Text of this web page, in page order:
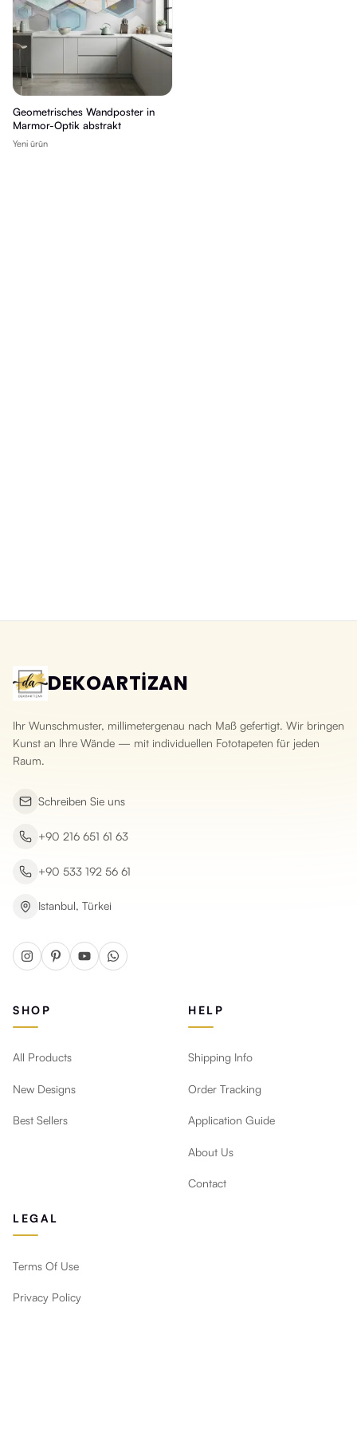
Geometrisches Wandposter in
Marmor-Optik abstrakt
Yeni ürün
DEKOARTİZAN
Ihr Wunschmuster, millimetergenau nach Maß gefertigt. Wir bringen
Kunst an Ihre Wände — mit individuellen Fototapeten für jeden
Raum.
Schreiben Sie uns
+90 216 651 61 63
+90 533 192 56 61
Istanbul, Türkei
SHOP
All Products
New Designs
Best Sellers
HELP
Shipping Info
Order Tracking
Application Guide
About Us
Contact
LEGAL
Terms Of Use
Privacy Policy